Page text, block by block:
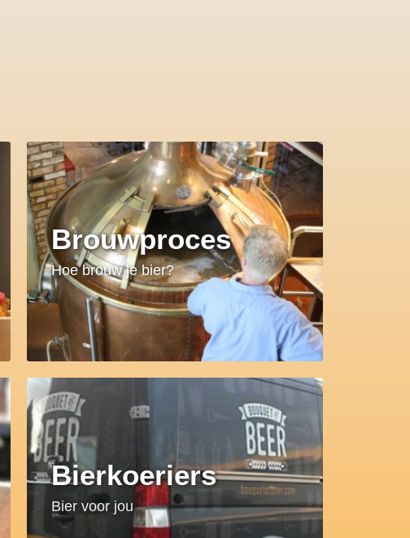
Brouwproces
Hoe brouw je bier?
Bierkoeriers
Bier voor jou